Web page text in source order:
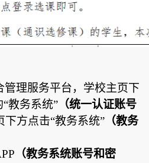
理服务平台， 学校主页下
“教务系统” （统一认证账号
下方点击“教务系统” （教务
（教务系统账号和密